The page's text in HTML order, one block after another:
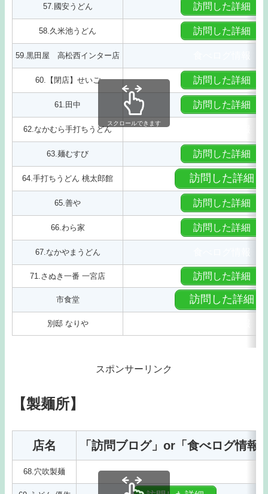
57.國安うどん 訪問した詳細
58.久米池うどん 訪問した詳細
59.黒田屋 高松西インター店
60.【閉店】せいご 訪問した詳細
61.田中 訪問した詳細
62.なかむら手打ちうどん
63.麺むすび 訪問した詳細
64.手打ちうどん 桃太郎館 訪問した詳細
65.善や 訪問した詳細
66.わら家 訪問した詳細
67.なかやまうどん
71.さぬき一番 一宮店 訪問した詳細
市食堂 訪問した詳細
別邸 なりや
スクロールできます
スポンサーリンク
【製麺所】
店名 「訪問ブログ」or「食べログ情報
68.穴吹製麺 食べログ情報